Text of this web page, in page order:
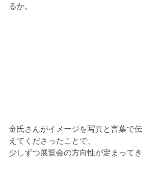
るか。
金氏さんがイメージを写真と言葉で伝
えてくださったことで、
少しずつ展覧会の方向性が定まってき